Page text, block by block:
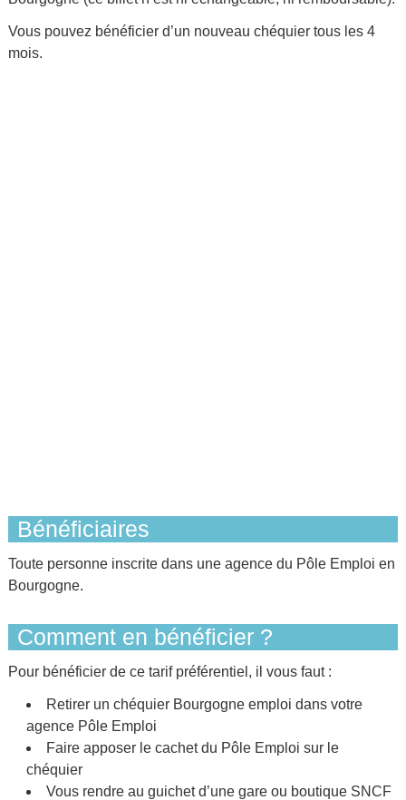
Vous pouvez bénéficier d’un nouveau chéquier tous les 4
mois.
Bénéficiaires
Toute personne inscrite dans une agence du Pôle Emploi en
Bourgogne.
Comment en bénéficier ?
Pour bénéficier de ce tarif préférentiel, il vous faut :
Retirer un chéquier Bourgogne emploi dans votre
agence Pôle Emploi
Faire apposer le cachet du Pôle Emploi sur le
chéquier
Vous rendre au guichet d’une gare ou boutique SNCF